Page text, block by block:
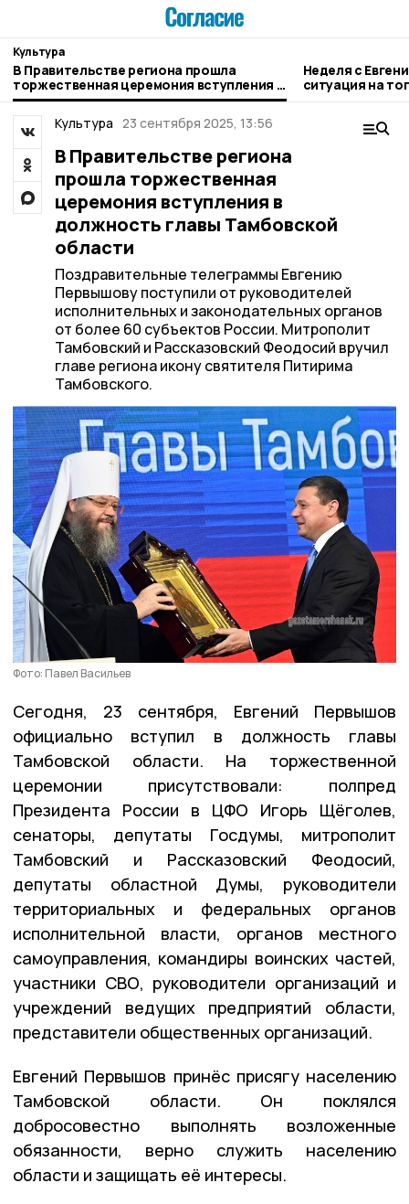
Культура
В Правительстве региона прошла
торжественная церемония вступления в
должность главы Тамбовской области
Неделя с
ситуация на
городе и
Культура 23 сентября 2025, 13:56
В Правительстве региона
прошла торжественная
церемония вступления в
должность главы Тамбовской
области
Поздравительные телеграммы Евгению
Первышову поступили от руководителей
исполнительных и законодательных органов
от более 60 субъектов России. Митрополит
Тамбовский и Рассказовский Феодосий вручил
главе региона икону святителя Питирима
Тамбовского.
Фото: Павел Васильев
Сегодня, 23 сентября, Евгений Первышов
официально вступил в должность главы
Тамбовской области. На торжественной
церемонии присутствовали: полпред
Президента России в ЦФО Игорь Щёголев,
сенаторы, депутаты Госдумы, митрополит
Тамбовский и Рассказовский Феодосий,
депутаты областной Думы, руководители
территориальных и федеральных органов
исполнительной власти, органов местного
самоуправления, командиры воинских частей,
участники СВО, руководители организаций и
учреждений ведущих предприятий области,
представители общественных организаций.
Евгений Первышов принёс присягу населению
Тамбовской области. Он поклялся
добросовестно выполнять возложенные
обязанности, верно служить населению
области и защищать её интересы.